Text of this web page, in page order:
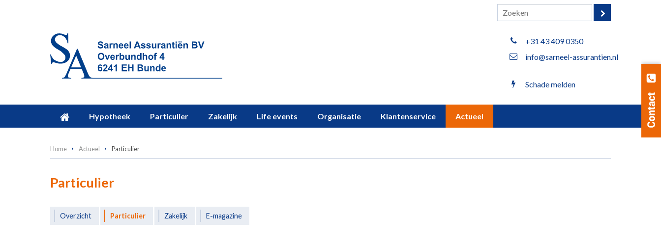
+31 43 409 0350
info@sarneel-assurantien.nl
Schade melden
Hypotheek Particulier Zakelijk Life events Organisatie Klantenservice Actueel
Home Actueel Particulier
Particulier
Overzicht Particulier Zakelijk E-magazine